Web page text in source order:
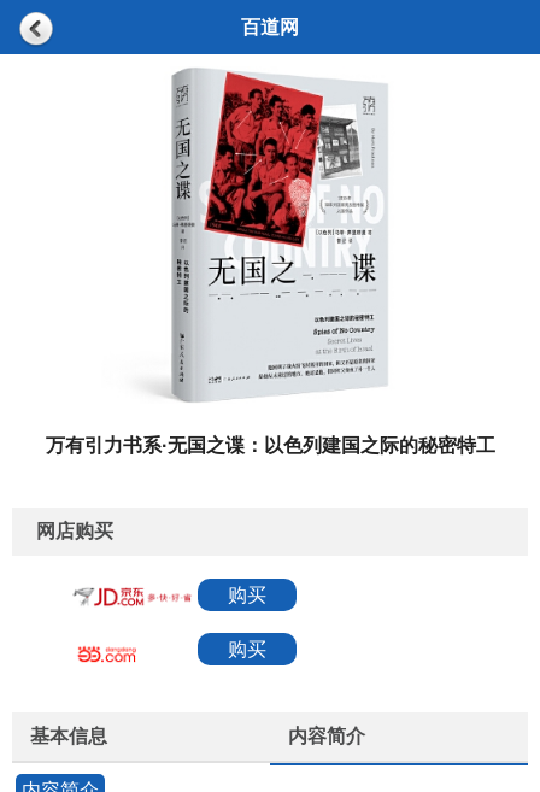
百道网
万有引力书系·无国之谍：以色列建国之际的秘密特工
网店购买
购买
购买
基本信息 内容简介